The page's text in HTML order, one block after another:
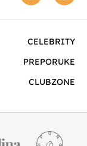
CELEBRITY
PREPORUKE
CLUBZONE